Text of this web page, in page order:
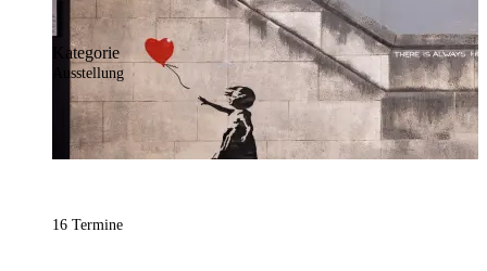
Kategorie
Ausstellung
16 Termine